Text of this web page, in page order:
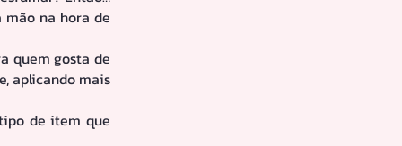
na hora de
quem gosta de
aplicando mais
de item que